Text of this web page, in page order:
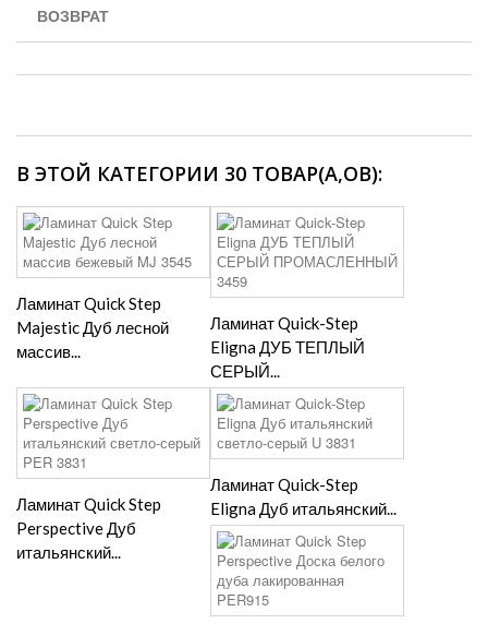
ВОЗВРАТ
В ЭТОЙ КАТЕГОРИИ 30 ТОВАР(А,ОВ):
Ламинат Quick Step
Majestic Дуб лесной
массив...
Ламинат Quick-Step
Eligna ДУБ ТЕПЛЫЙ
СЕРЫЙ...
Ламинат Quick Step
Perspective Дуб
итальянский...
Ламинат Quick-Step
Eligna Дуб итальянский...